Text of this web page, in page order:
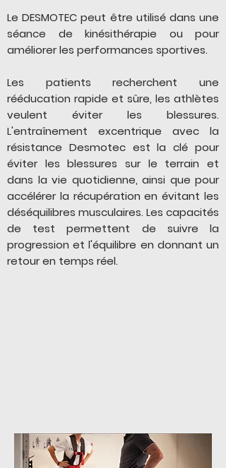
Le DESMOTEC peut être utilisé dans une
séance de kinésithérapie ou pour
améliorer les performances sportives.
Les patients recherchent une
rééducation rapide et sûre, les athlètes
veulent éviter les blessures.
L'entraînement excentrique avec la
résistance Desmotec est la clé pour
éviter les blessures sur le terrain et
dans la vie quotidienne, ainsi que pour
accélérer la récupération en évitant les
déséquilibres musculaires. Les capacités
de test permettent de suivre la
progression et l'équilibre en donnant un
retour en temps réel.